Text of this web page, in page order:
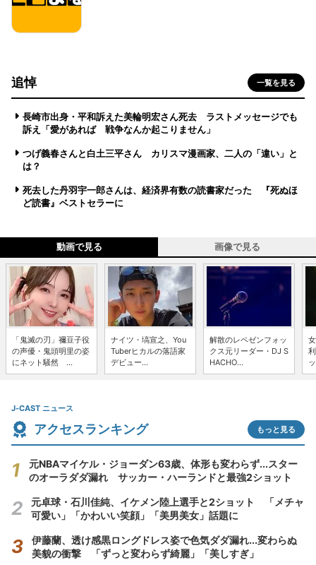
追悼 一覧を見る
長崎市出身・平和訴えた美輪明宏さん死去 ラストメッセージでも
訴え「愛があれば 戦争なんか起こりません」
つげ義春さんと白土三平さん カリスマ漫画家、二人の「違い」と
は？
死去した丹羽宇一郎さんは、経済界有数の読書家だった 『死ぬほ
ど読書』ベストセラーに
動画で見る 画像で見る
「鬼滅の刃」禰豆子役
の声優・鬼頭明里の姿
にネット騒然 ...
ナイツ・塙宣之、You
Tuberヒカルの落語家
デビュー...
解散のレペゼンフォッ
クス元リーダー・DJ S
HACHO...
J-CAST ニュース
アクセスランキング もっと見る
元NBAマイケル・ジョーダン63歳、体形も変わらず...スター
のオーラダダ漏れ サッカー・ハーランドと最強2ショット
元卓球・石川佳純、イケメン陸上選手と2ショット 「メチャ
可愛い」「かわいい笑顔」「美男美女」話題に
伊藤蘭、透け感黒ロングドレス姿で色気ダダ漏れ...変わらぬ
美貌の衝撃 「ずっと変わらず綺麗」「美しすぎ」